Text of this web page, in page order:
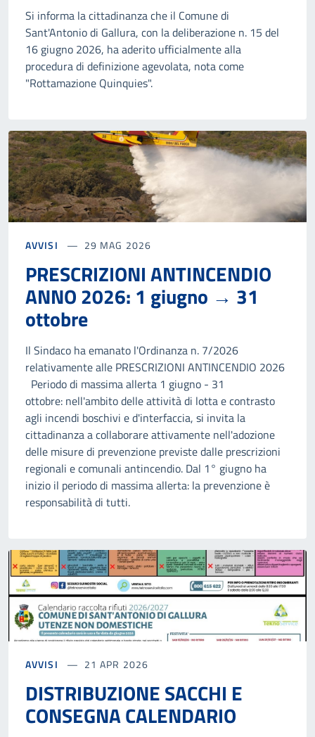
Si informa la cittadinanza che il Comune di
Sant'Antonio di Gallura, con la deliberazione n. 15 del
16 giugno 2026, ha aderito ufficialmente alla
procedura di definizione agevolata, nota come
"Rottamazione Quinquies".
AVVISI 29 MAG 2026
PRESCRIZIONI ANTINCENDIO
ANNO 2026: 1 giugno → 31
ottobre
Il Sindaco ha emanato l'Ordinanza n. 7/2026
relativamente alle PRESCRIZIONI ANTINCENDIO 2026
Periodo di massima allerta 1 giugno - 31
ottobre: nell'ambito delle attività di lotta e contrasto
agli incendi boschivi e d'interfaccia, si invita la
cittadinanza a collaborare attivamente nell'adozione
delle misure di prevenzione previste dalle prescrizioni
regionali e comunali antincendio. Dal 1° giugno ha
inizio il periodo di massima allerta: la prevenzione è
responsabilità di tutti.
AVVISI 21 APR 2026
DISTRIBUZIONE SACCHI E
CONSEGNA CALENDARIO